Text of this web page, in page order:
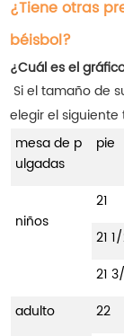
¿Tiene otras
béisbol?
¿Cuál es el
Si el tamaño de
elegir el
mesa de p
ulgadas
pie
niños
21
21
21
adulto
22